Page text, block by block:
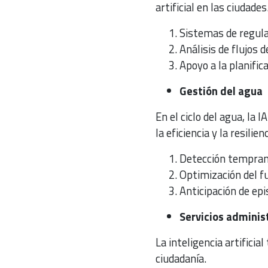
artificial en las
Sistemas de
Análisis de flujos
Apoyo a la
Gestión del agua
En el ciclo del agua, la
la eficiencia y la
Detección
Optimización del
Anticipación de
Servicios
La inteligencia
ciudadanía.